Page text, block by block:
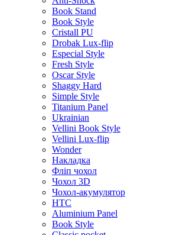
Book Stand
Book Style
Cristall PU
Drobak Lux-flip
Especial Style
Fresh Style
Oscar Style
Shaggy Hard
Simple Style
Titanium Panel
Ukrainian
Vellini Book Style
Vellini Lux-flip
Wonder
Накладка
Фліп чохол
Чохол 3D
Чохол-акумулятор
HTC
Aluminium Panel
Book Style